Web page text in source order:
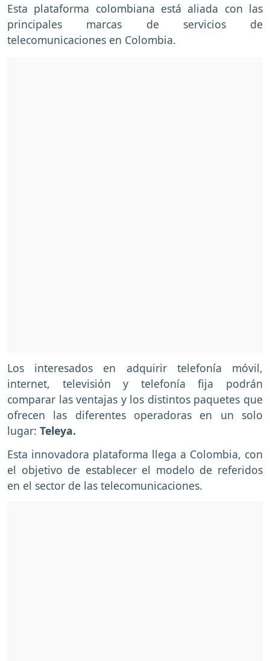
Esta plataforma colombiana está aliada con las
principales marcas de servicios de
telecomunicaciones en Colombia.
Los interesados en adquirir telefonía móvil,
internet, televisión y telefonía fija podrán
comparar las ventajas y los distintos paquetes que
ofrecen las diferentes operadoras en un solo
lugar: Teleya.
Esta innovadora plataforma llega a Colombia, con
el objetivo de establecer el modelo de referidos
en el sector de las telecomunicaciones.